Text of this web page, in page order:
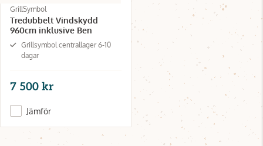
GrillSymbol
Tredubbelt Vindskydd
960cm inklusive Ben
Grillsymbol centrallager 6-10
dagar
7 500 kr
Jämför